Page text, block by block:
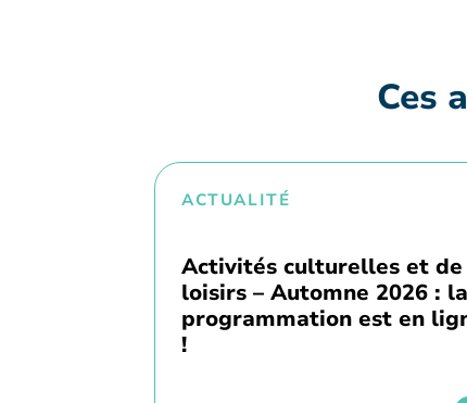
Ces
ACTUALITÉ
Activités culturelles et de
loisirs – Automne 2026 : la
programmation est en
!